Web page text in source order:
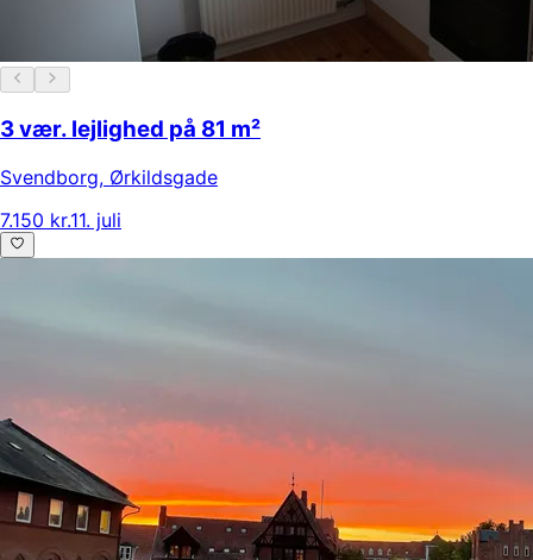
3 vær. lejlighed på 81 m²
Svendborg, Ørkildsgade
7.150 kr.11. juli